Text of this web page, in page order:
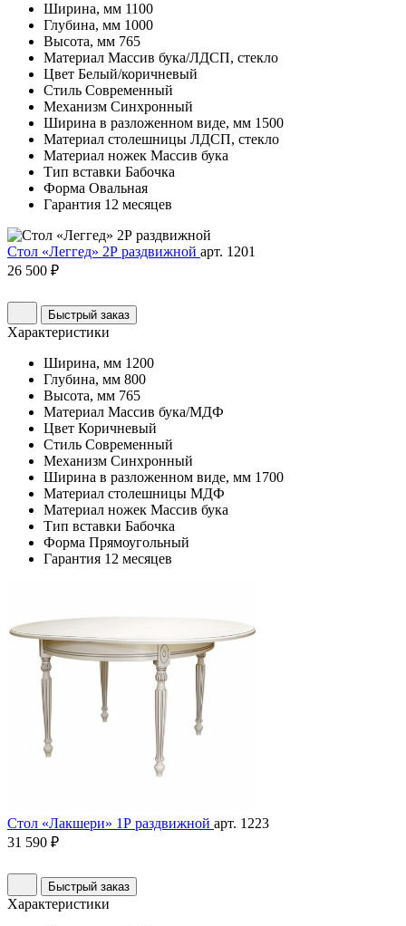
Ширина, мм 1100
Глубина, мм 1000
Высота, мм 765
Материал Массив бука/ЛДСП, стекло
Цвет Белый/коричневый
Стиль Современный
Механизм Синхронный
Ширина в разложенном виде, мм 1500
Материал столешницы ЛДСП, стекло
Материал ножек Массив бука
Тип вставки Бабочка
Форма Овальная
Гарантия 12 месяцев
Стол «Леггед» 2Р раздвижной арт. 1201
26 500 ₽
Быстрый заказ
Характеристики
Ширина, мм 1200
Глубина, мм 800
Высота, мм 765
Материал Массив бука/МДФ
Цвет Коричневый
Стиль Современный
Механизм Синхронный
Ширина в разложенном виде, мм 1700
Материал столешницы МДФ
Материал ножек Массив бука
Тип вставки Бабочка
Форма Прямоугольный
Гарантия 12 месяцев
Стол «Лакшери» 1Р раздвижной арт. 1223
31 590 ₽
Быстрый заказ
Характеристики